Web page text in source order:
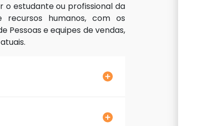
estudante ou profissional da
humanos, com os
e equipes de vendas,